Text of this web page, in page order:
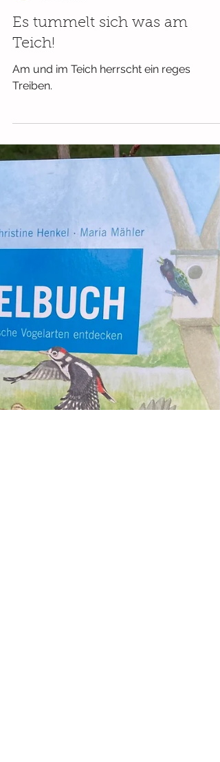
Es tummelt sich was am
Teich!
Am und im Teich herrscht ein reges
Treiben.